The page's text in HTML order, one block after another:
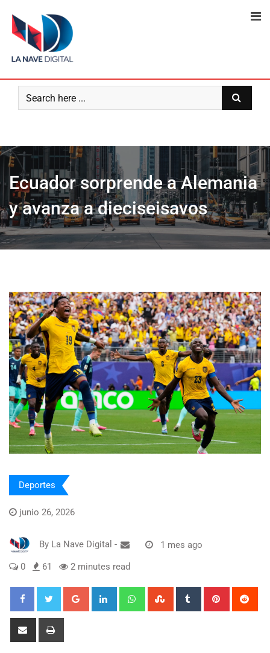
content
Ecuador sorprende a Alemania
y avanza a dieciseisavos
Deportes
junio 26, 2026
By La Nave Digital - 1 mes ago
0 61 2 minutes read
Google+ LinkedIn WhatsappStumbleUpon
Tumblr Pinterest
Share